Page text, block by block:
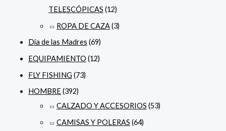
TELESCÓPICAS (12)
ROPA DE CAZA(3)
Día de las Madres (69)
EQUIPAMIENTO (12)
FLY FISHING (73)
HOMBRE(392)
CALZADO Y ACCESORIOS (53)
CAMISAS Y POLERAS (64)